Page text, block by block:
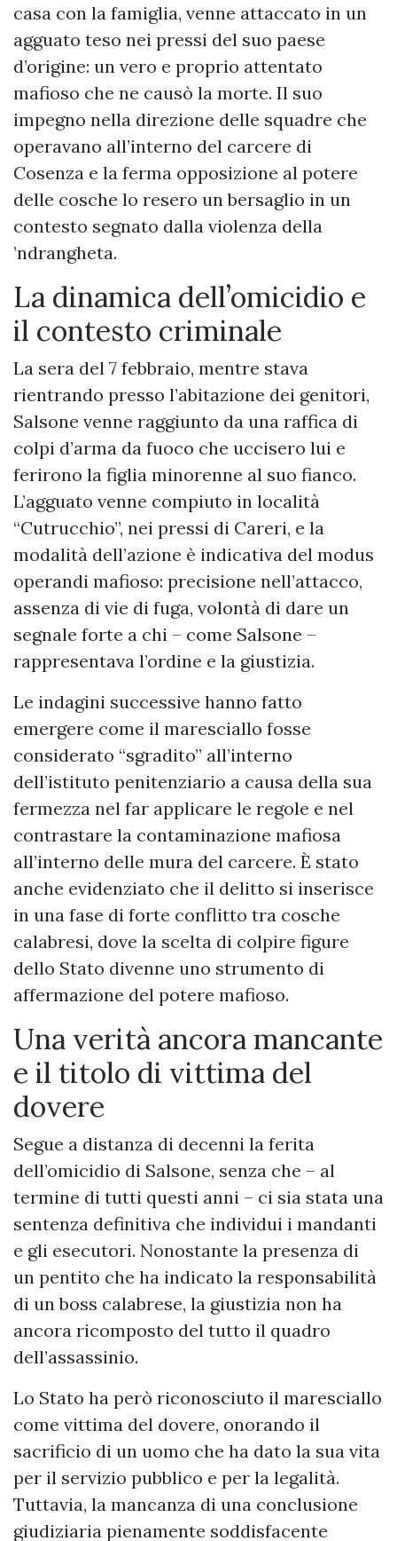
casa con la famiglia, venne attaccato in un
agguato teso nei pressi del suo paese
d’origine: un vero e proprio attentato
mafioso che ne causò la morte. Il suo
impegno nella direzione delle squadre che
operavano all’interno del carcere di
Cosenza e la ferma opposizione al potere
delle cosche lo resero un bersaglio in un
contesto segnato dalla violenza della
’ndrangheta.
La dinamica dell’omicidio e
il contesto criminale
La sera del 7 febbraio, mentre stava
rientrando presso l’abitazione dei genitori,
Salsone venne raggiunto da una raffica di
colpi d’arma da fuoco che uccisero lui e
ferirono la figlia minorenne al suo fianco.
L’agguato venne compiuto in località
“Cutrucchio”, nei pressi di Careri, e la
modalità dell’azione è indicativa del modus
operandi mafioso: precisione nell’attacco,
assenza di vie di fuga, volontà di dare un
segnale forte a chi – come Salsone –
rappresentava l’ordine e la giustizia.
Le indagini successive hanno fatto
emergere come il maresciallo fosse
considerato “sgradito” all’interno
dell’istituto penitenziario a causa della sua
fermezza nel far applicare le regole e nel
contrastare la contaminazione mafiosa
all’interno delle mura del carcere. È stato
anche evidenziato che il delitto si inserisce
in una fase di forte conflitto tra cosche
calabresi, dove la scelta di colpire figure
dello Stato divenne uno strumento di
affermazione del potere mafioso.
Una verità ancora mancante
e il titolo di vittima del
dovere
Segue a distanza di decenni la ferita
dell’omicidio di Salsone, senza che – al
termine di tutti questi anni – ci sia stata una
sentenza definitiva che individui i mandanti
e gli esecutori. Nonostante la presenza di
un pentito che ha indicato la responsabilità
di un boss calabrese, la giustizia non ha
ancora ricomposto del tutto il quadro
dell’assassinio.
Lo Stato ha però riconosciuto il maresciallo
come vittima del dovere, onorando il
sacrificio di un uomo che ha dato la sua vita
per il servizio pubblico e per la legalità.
Tuttavia, la mancanza di una conclusione
giudiziaria pienamente soddisfacente